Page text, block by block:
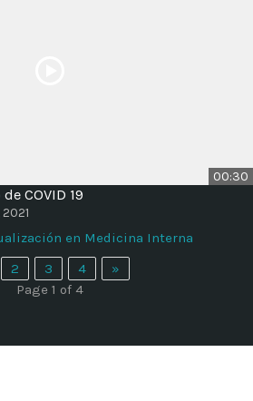
00:30
COVID 19
en Medicina Interna
2 3 4
»
Page 1 of 4